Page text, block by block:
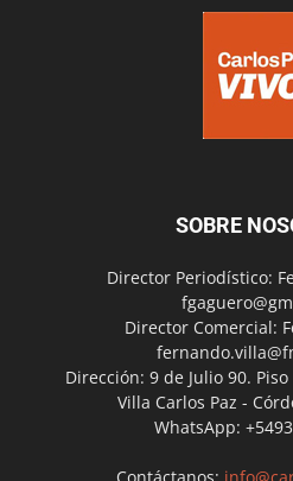
SOBRE
Director Periodístico:
Director Comercial:
Dirección: 9 de Julio 90. Piso
Villa Carlos Paz -
WhatsApp: